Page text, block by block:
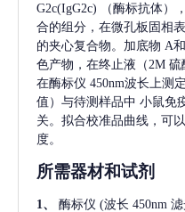
G2c(IgG2c)
（酶标抗体）
合的组分，在微孔板固相
的夹心复合物。加底物 A
色产物，在终止液（2M 硫
在酶标仪 450nm波长上测
值）与待测样品中 小鼠免
关。拟合校准品曲线，可
度。
所需器材和试剂
1、 酶标仪 (波长 450nm